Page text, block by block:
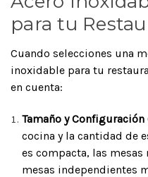
para tu
Cuando selecciones una
inoxidable para tu
en cuenta:
Tamaño y Configuración
cocina y la cantidad de
es compacta, las
mesas independientes